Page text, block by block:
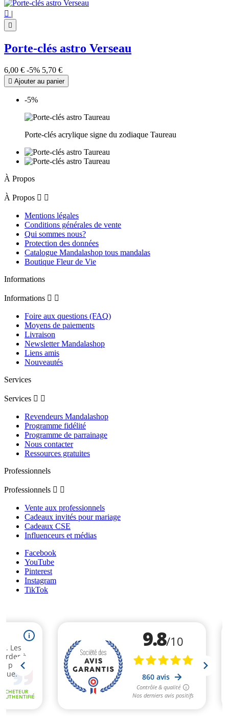
 |

Porte-clés astro Verseau
6,00 € -5% 5,70 €
 Ajouter au panier
-5%
Porte-clés acrylique signe du zodiaque Taureau
À Propos
À Propos  
Mentions légales
Conditions générales de vente
Qui sommes nous?
Protection des données
Catalogue Mandalashop tous mandalas
Boutique Fleur de Vie
Informations
Informations  
Foire aux questions (FAQ)
Moyens de paiements
Livraison
Newsletter Mandalashop
Liens amis
Nouveautés
Services
Services  
Revendeurs Mandalashop
Programme fidélité
Programme de parrainage
Nous contacter
Ressources gratuites
Professionnels
Professionnels  
Vente aux professionnels
Cadeaux invités pour mariage
Cadeaux CSE
Influenceurs et médias
Facebook
YouTube
Pinterest
Instagram
TikTok